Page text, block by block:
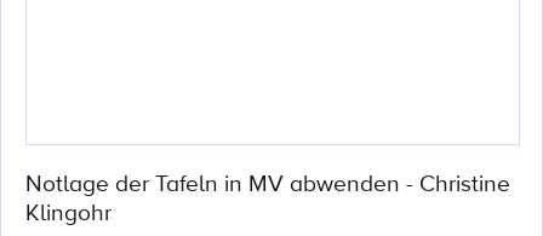
Notlage der Tafeln in MV abwenden - Christine
Klingohr